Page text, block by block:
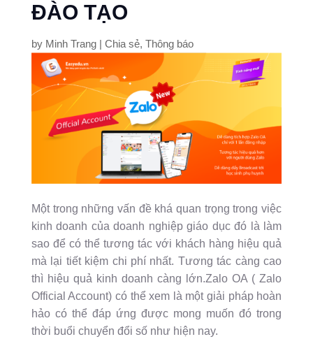
ĐÀO TẠO
by Minh Trang| Chia sẻ, Thông báo
Một trong những vấn đề khá quan trọng trong việc
kinh doanh của doanh nghiệp giáo dục đó là làm
sao để có thể tương tác với khách hàng hiệu quả
mà lại tiết kiệm chi phí nhất. Tương tác càng cao
thì hiệu quả kinh doanh càng lớn.Zalo OA ( Zalo
Official Account) có thể xem là một giải pháp hoàn
hảo có thể đáp ứng được mong muốn đó trong
thời buổi chuyển đổi số như hiện nay.